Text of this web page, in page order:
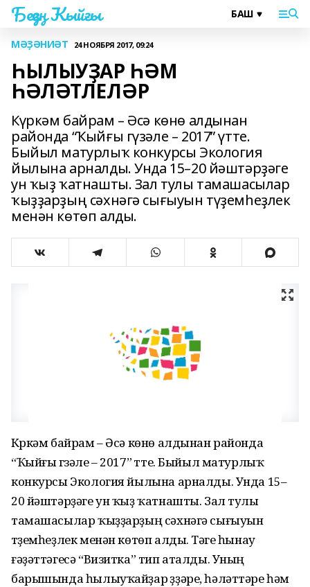
Беҙҙең Ҡыйғы
МӘҘӘНИӘТ 24 НОЯБРЯ 2017, 09:24
ҺЫЛЫУҘАР ҺӘМ
ҺӘЛӘТЛЕЛӘР
Күркәм байрам – Әсә көнө алдынан
районда “Ҡыйғы гүзәле – 2017” үтте.
Быйыл матурлыҡ конкурсы Экология
йылына арналды. Унда 15–20 йәштәрҙәге
ун ҡыҙ ҡатнашты. Зал тулы тамашасылар
ҡыҙҙарҙың сәхнәгә сығыуын түҙемһеҙлек
менән көтөп алды.
Күркәм байрам – Әсә көнө алдынан районда
“Ҡыйғы гүзәле – 2017” үтте. Быйыл матурлыҡ
конкурсы Экология йылына арналды. Унда 15–
20 йәштәрҙәге ун ҡыҙ ҡатнашты. Зал тулы
тамашасылар ҡыҙҙарҙың сәхнәгә сығыуын
түҙемһеҙлек менән көтөп алды. Тәүге һынау
ғәҙәттәгесә “Визитка” тип аталды. Уның
барышында һылыуҡайҙар үҙҙәре, һәләттәре һәм